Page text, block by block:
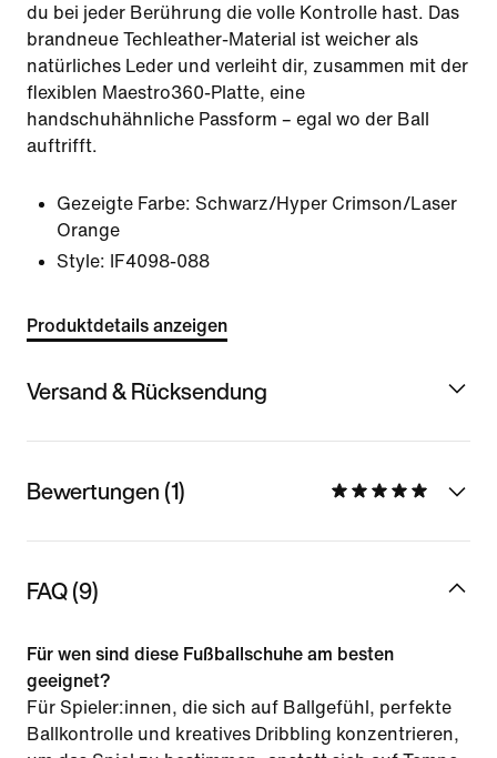
du bei jeder Berührung die volle Kontrolle hast. Das
brandneue Techleather-Material ist weicher als
natürliches Leder und verleiht dir, zusammen mit der
flexiblen Maestro360-Platte, eine
handschuhähnliche Passform – egal wo der Ball
auftrifft.
Gezeigte Farbe: Schwarz/Hyper Crimson/Laser
Orange
Style:
IF4098-088
Produktdetails anzeigen
Versand & Rücksendung
Bewertungen (1)
FAQ (9)
Für wen sind diese Fußballschuhe am besten
geeignet?
Für Spieler:innen, die sich auf Ballgefühl, perfekte
Ballkontrolle und kreatives Dribbling konzentrieren,